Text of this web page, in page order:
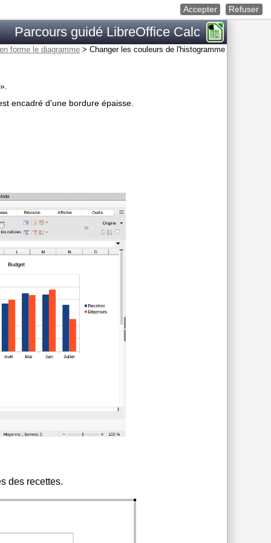
Accepter Refuser
Parcours guidé LibreOffice Calc
forme le diagramme > Changer les couleurs de l'histogramme
encadré d'une bordure épaisse.
des recettes.